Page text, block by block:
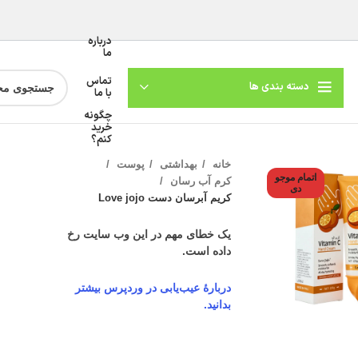
دسته بندی ها
درباره
ما
تماس
با ما
چگونه
خرید
کنم؟
اتمام موجو
دی
تصویر
خانه بهداشتی
پوست
کرم آب رسان
کریم آبرسان دست Love jojo
یک خطای مهم در این وب سایت رخ
داده است.
دربارهٔ عیب‌یابی در وردپرس بیشتر
بدانید.